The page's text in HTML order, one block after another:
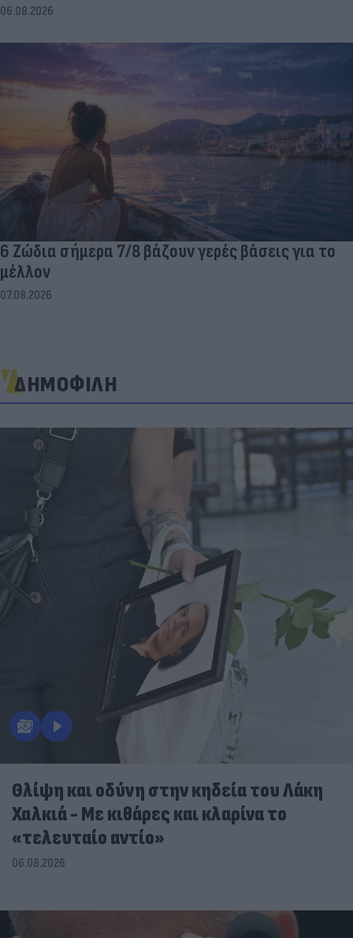
06.08.2026
6 Ζώδια σήμερα 7/8 βάζουν γερές βάσεις για το
μέλλον
07.08.2026
ΔΗΜΟΦΙΛΗ
Θλίψη και οδύνη στην κηδεία του Λάκη
Χαλκιά - Με κιθάρες και κλαρίνα το
«τελευταίο αντίο»
06.08.2026